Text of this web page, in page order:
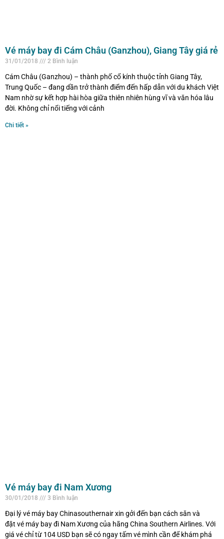
Vé máy bay đi Cám Châu (Ganzhou), Giang Tây giá rẻ
31/01/2018 2 Bình luận
Cám Châu (Ganzhou) – thành phố cổ kính thuộc tỉnh Giang Tây,
Trung Quốc – đang dần trở thành điểm đến hấp dẫn với du khách Việt
Nam nhờ sự kết hợp hài hòa giữa thiên nhiên hùng vĩ và văn hóa lâu
đời. Không chỉ nổi tiếng với cảnh
Chi tiết »
Vé máy bay đi Nam Xương
30/01/2018 3 Bình luận
Đại lý vé máy bay Chinasouthernair xin gởi đến bạn cách săn và
đặt vé máy bay đi Nam Xương của hãng China Southern Airlines. Với
giá vé chỉ từ 104 USD bạn sẽ có ngay tấm vé mình cần để khám phá